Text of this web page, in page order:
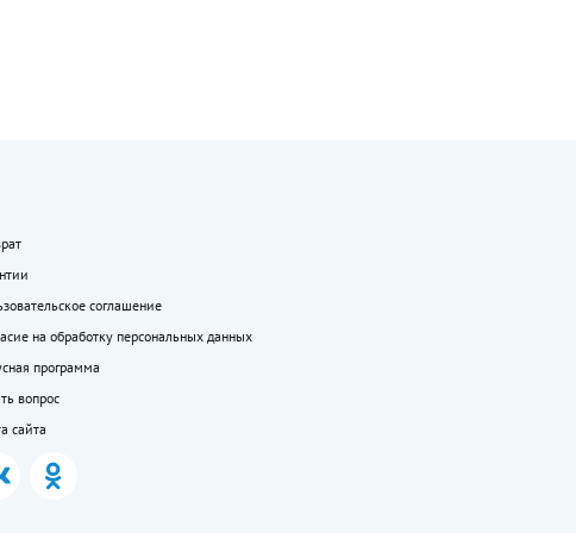
соглашение
на обработку персональных данных
программа
вопрос
сайта